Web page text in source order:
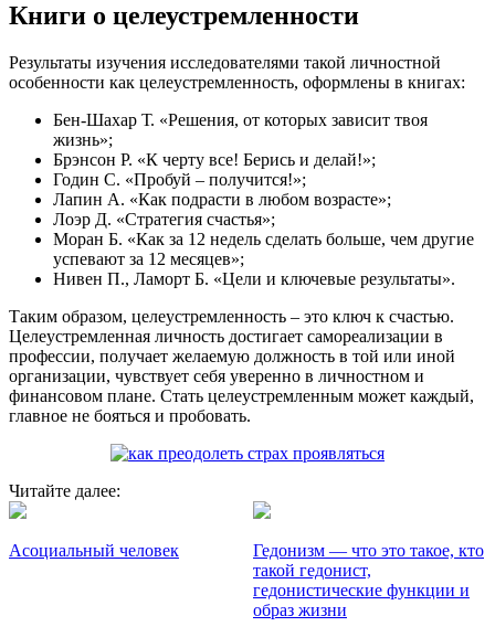
Книги о целеустремленности
Результаты изучения исследователями такой личностной
особенности как целеустремленность, оформлены в книгах:
Бен-Шахар Т. «Решения, от которых зависит твоя
жизнь»;
Брэнсон Р. «К черту все! Берись и делай!»;
Годин С. «Пробуй – получится!»;
Лапин А. «Как подрасти в любом возрасте»;
Лоэр Д. «Стратегия счастья»;
Моран Б. «Как за 12 недель сделать больше, чем другие
успевают за 12 месяцев»;
Нивен П., Ламорт Б. «Цели и ключевые результаты».
Таким образом, целеустремленность – это ключ к счастью.
Целеустремленная личность достигает самореализации в
профессии, получает желаемую должность в той или иной
организации, чувствует себя уверенно в личностном и
финансовом плане. Стать целеустремленным может каждый,
главное не бояться и пробовать.
Читайте далее:
Асоциальный человек
Гедонизм — что это такое, кто
такой гедонист,
гедонистические функции и
образ жизни